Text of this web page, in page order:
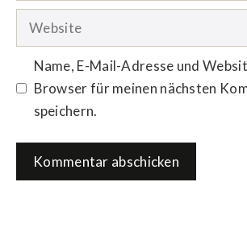
Website
Name, E-Mail-Adresse und
Browser für meinen nächsten
speichern.